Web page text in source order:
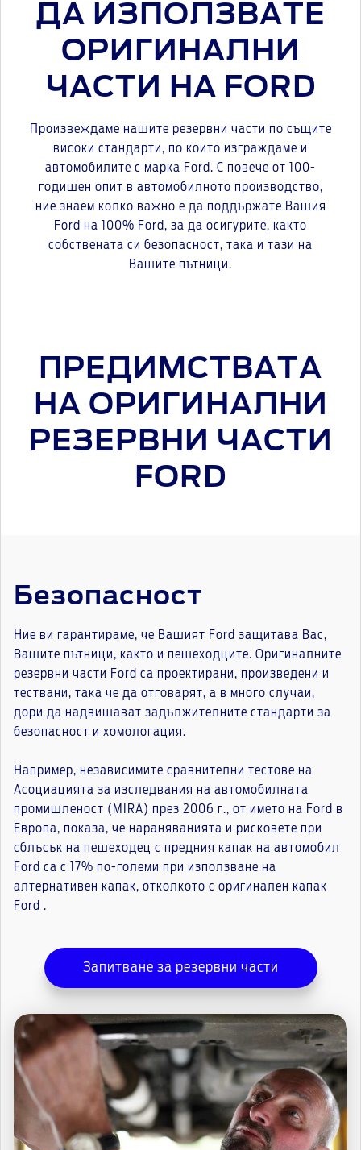
ДА ИЗПОЛЗВАТЕ
ОРИГИНАЛНИ
ЧАСТИ НА FORD
Произвеждаме нашите резервни части по същите
високи стандарти, по които изграждаме и
автомобилите с марка Ford. С повече от 100-
годишен опит в автомобилното производство,
ние знаем колко важно е да поддържате Вашия
Ford на 100% Ford, за да осигурите, както
собствената си безопасност, така и тази на
Вашите пътници.
ПРЕДИМСТВАТА
НА ОРИГИНАЛНИ
РЕЗЕРВНИ ЧАСТИ
FORD
Безопасност
Ние ви гарантираме, че Вашият Ford защитава Вас,
Вашите пътници, както и пешеходците. Оригиналните
резервни части Ford са проектирани, произведени и
тествани, така че да отговарят, а в много случаи,
дори да надвишават задължителните стандарти за
безопасност и хомологация.
Например, независимите сравнителни тестове на
Асоциацията за изследвания на автомобилната
промишленост (MIRA) през 2006 г., от името на Ford в
Европа, показа, че нараняванията и рисковете при
сблъсък на пешеходец с предния капак на автомобил
Ford са с 17% по-големи при използване на
алтернативен капак, отколкото с оригинален капак
Ford .
Запитване за резервни части